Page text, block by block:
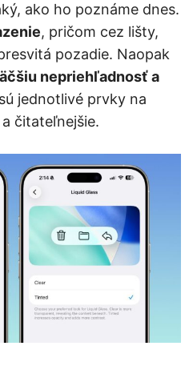
ako ho poznáme dnes.
, pričom cez lišty,
pozadie. Naopak
nepriehľadnosť a
jednotlivé prvky na
čitateľnejšie.